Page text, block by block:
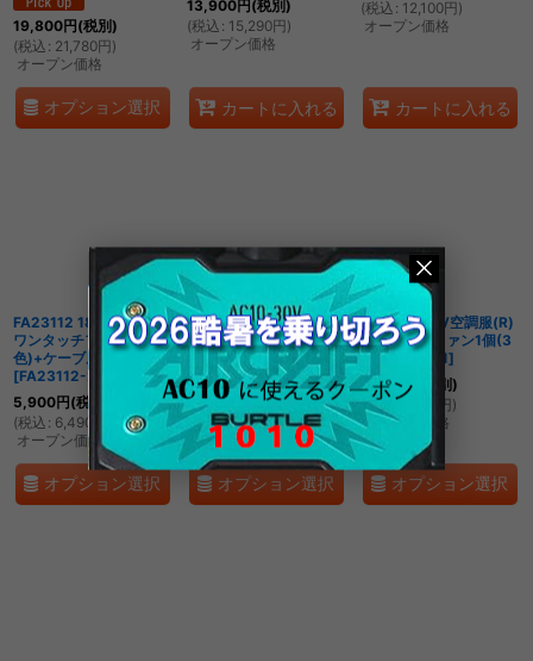
19,800円(税別)
(税込 : 21,780円)
オープン価格
オプション選択
13,900円(税別)
(税込 : 15,290円)
オープン価格
カートに入れる
(税込 : 12,100円)
オープン価格
カートに入れる
FA23112 18V空調服(R)
ワンタッチファン2個(3
色)+ケーブル
[FA23112-2K
5,900円(税別)
(税込 : 6,490
オープン価格
オプション選択
FA23112 18V空調服(R)
ワンタッチファン2個(3
[FA23112 ]
5,200円(税別)
(税込: 5,720円)
オープン価格
オプション選択
FA23111 18V空調服(R)
ワンタッチファン1個(3
色)
[ FA23111]
2,900 円
(税別)
(税込 : 円)
オープン価格
オプション選択